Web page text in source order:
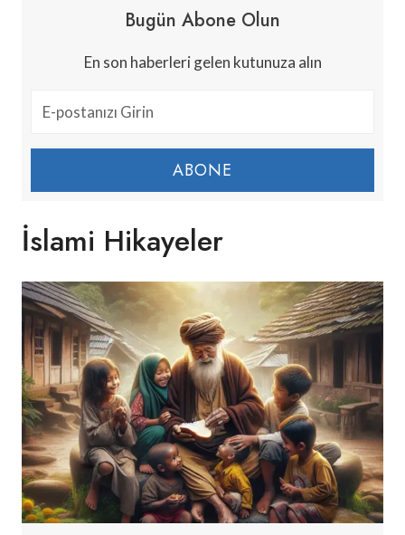
Bugün Abone Olun
En son haberleri gelen kutunuza alın
ABONE
İslami Hikayeler